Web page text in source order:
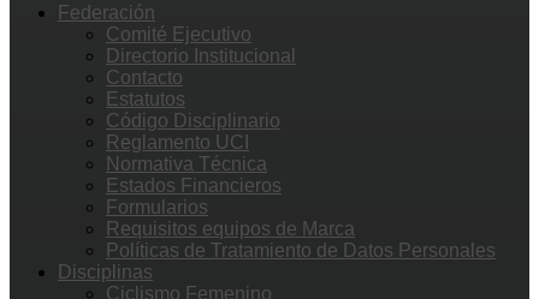
Federación
Comité Ejecutivo
Directorio Institucional
Contacto
Estatutos
Código Disciplinario
Reglamento UCI
Normativa Técnica
Estados Financieros
Formularios
Requisitos equipos de Marca
Políticas de Tratamiento de Datos Personales
Disciplinas
Ciclismo Femenino